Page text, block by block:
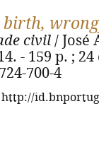
civil / José
- 159 p. ;
700-4